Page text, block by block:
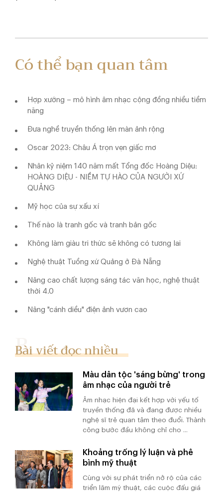
Có thể bạn quan tâm
Hợp xướng – mô hình âm nhạc cộng đồng nhiều tiềm
năng
Đưa nghề truyền thống lên màn ảnh rộng
Oscar 2023: Châu Á trọn vẹn giấc mơ
Nhân kỷ niệm 140 năm mất Tổng đốc Hoàng Diệu:
HOÀNG DIỆU - NIỀM TỰ HÀO CỦA NGƯỜI XỨ
QUẢNG
Mỹ học của sự xấu xí
Thế nào là tranh gốc và tranh bản gốc
Không làm giàu tri thức sẽ không có tương lai
Nghệ thuật Tuồng xứ Quảng ở Đà Nẵng
Nâng cao chất lượng sáng tác văn học, nghệ thuật
thời 4.0
Nâng "cánh diều" điện ảnh vươn cao
Bài viết đọc nhiều
Màu dân tộc 'sáng bừng' trong
âm nhạc của người trẻ
Âm nhạc hiện đại kết hợp với yếu tố
truyền thống đã và đang được nhiều
nghệ sĩ trẻ quan tâm theo đuổi. Thành
công bước đầu không chỉ cho ...
Khoảng trống lý luận và phê
bình mỹ thuật
Cùng với sự phát triển nở rộ của các
triển lãm mỹ thuật, các cuộc đấu giá